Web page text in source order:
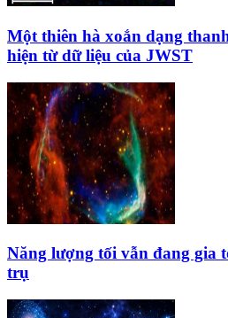
Một thiên hà xoắn dạng
hiện từ dữ liệu của JWST
Năng lượng tối vẫn đang gia
trụ